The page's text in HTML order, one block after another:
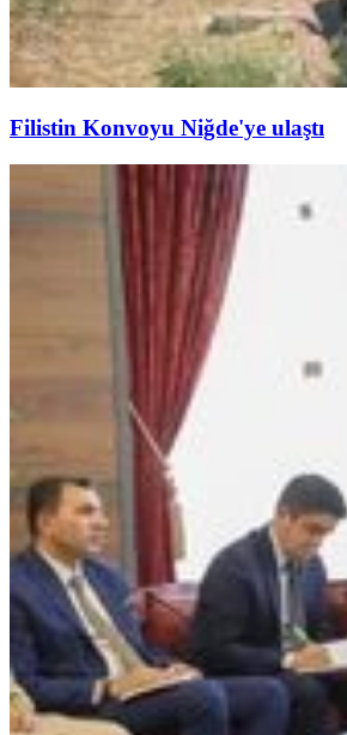
Filistin Konvoyu Niğde'ye ulaştı